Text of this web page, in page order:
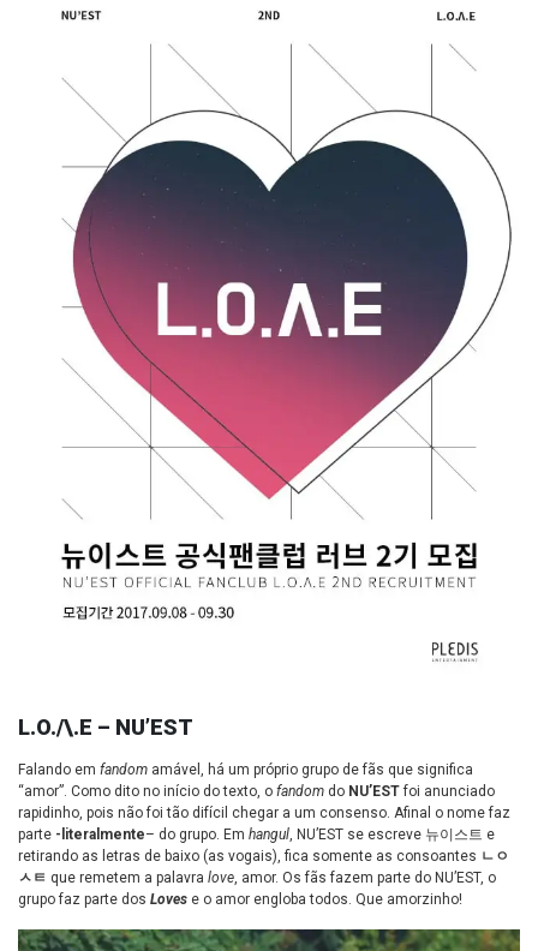
L.O./\.E – NU’EST
Falando em fandom amável, há um próprio grupo de fãs que significa
“amor”. Como dito no início do texto, o fandom do NU’ESTfoi anunciado
rapidinho, pois não foi tão difícil chegar a um consenso. Afinal o nome faz
parte -literalmente– do grupo. Em hangul, NU’EST se escreve 뉴이스트 e
retirando as letras de baixo (as vogais), fica somente as consoantes ㄴㅇ
ㅅㅌ que remetem a palavra love, amor. Os fãs fazem parte do NU’EST, o
grupo faz parte dos Loves e o amor engloba todos. Que amorzinho!